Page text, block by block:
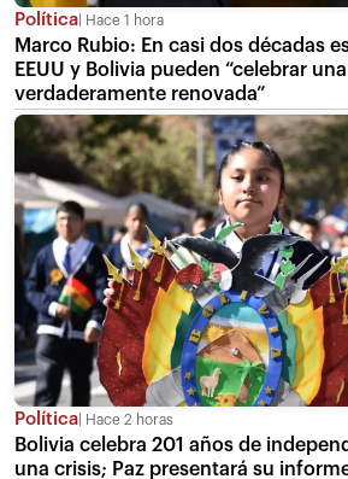
Política Hace 1 hora
Marco Rubio: En casi dos décadas
EEUU y Bolivia pueden “celebrar
verdaderamente renovada”
Política Hace 2 horas
Bolivia celebra 201 años de
una crisis; Paz presentará su